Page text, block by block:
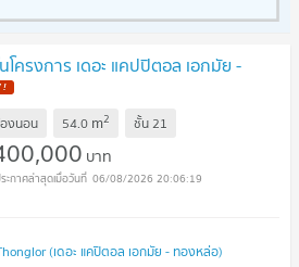
ครงการ เดอะ แคปปิตอล เอกมัย -
!
งนอน 54.0 m2 ชั้น21
บาท
06/08/2026 20:06:19
(เดอะ แคปิตอล เอกมัย - ทองหล่อ)